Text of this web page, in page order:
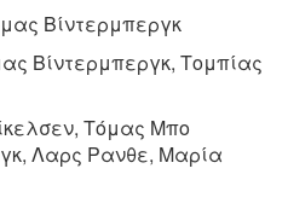
Βίντερμπεργκ
Βίντερμπεργκ, Τομπίας
Τόμας Μπο
Λαρς Ρανθε, Μαρία